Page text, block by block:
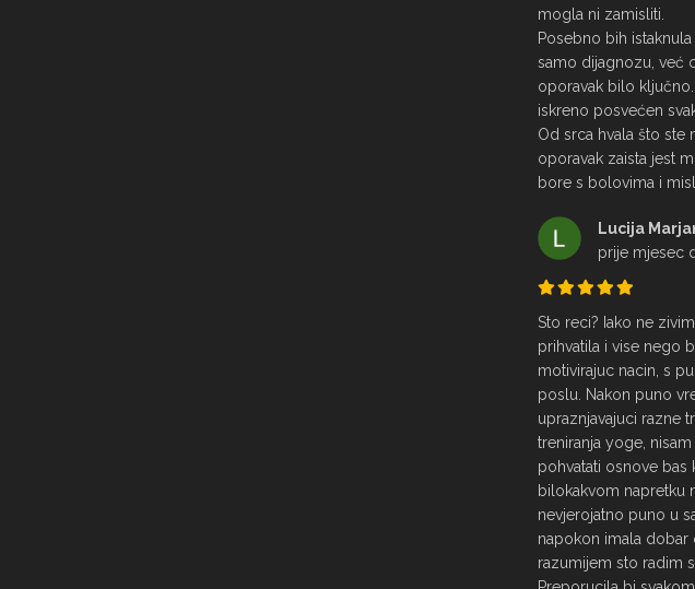
mogla ni zamisliti.
Posebno bih
samo dijagnozu, već
oporavak bilo
iskreno posvećen
Od srca hvala što ste
oporavak zaista jest
bore s bolovima i
Lucija
prije mjesec
Sto reci? Iako ne
prihvatila i vise nego
motivirajuc nacin, s
poslu. Nakon puno
upraznjavajuci razne
treniranja yoge,
pohvatati osnove bas
bilokakvom napretku
nevjerojatno puno u
napokon imala dobar
razumijem sto radim